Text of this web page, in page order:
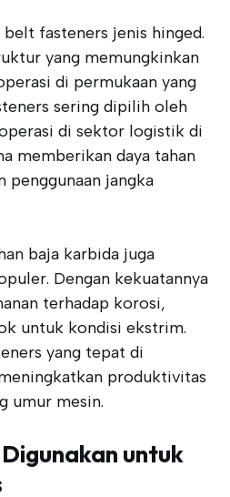
belt fasteners jenis hinged.
yang memungkinkan
di permukaan yang
sering dipilih oleh
di sektor logistik di
memberikan daya tahan
penggunaan jangka
baja karbida juga
Dengan kekuatannya
terhadap korosi,
untuk kondisi ekstrim.
yang tepat di
produktivitas
umur mesin.
untuk